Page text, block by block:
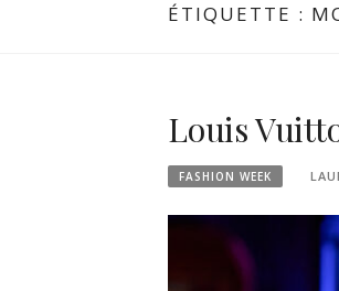
ÉTIQUETTE :
Louis
FASHION WEEK